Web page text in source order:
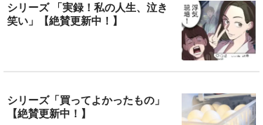
シリーズ 「実録！私の人生、泣き
笑い」【絶賛更新中！】
シリーズ「買ってよかったもの」
【絶賛更新中！】